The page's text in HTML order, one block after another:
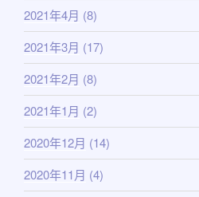
2021年4月 (8)
2021年3月 (17)
2021年2月 (8)
2021年1月 (2)
2020年12月 (14)
2020年11月 (4)